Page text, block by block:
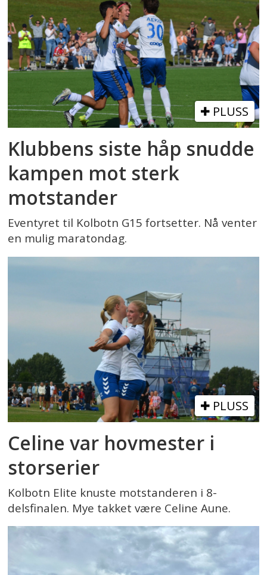
PLUSS
Klubbens siste håp snudde
kampen mot sterk
motstander
Eventyret til Kolbotn G15 fortsetter. Nå venter
en mulig maratondag.
PLUSS
Celine var hovmester i
storserier
Kolbotn Elite knuste motstanderen i 8-
delsfinalen. Mye takket være Celine Aune.